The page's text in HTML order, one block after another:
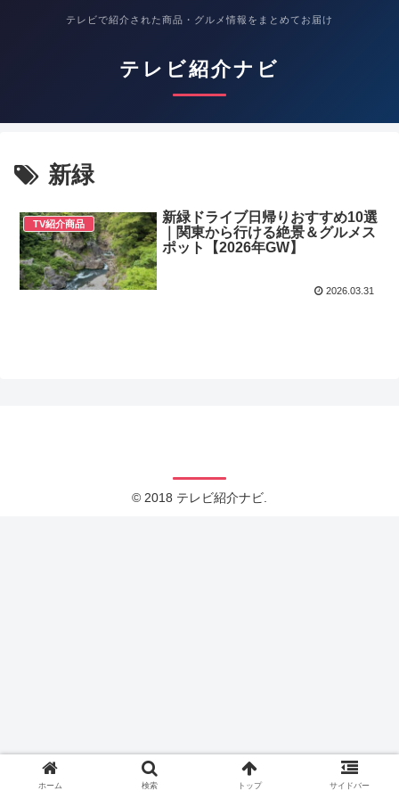
テレビで紹介された商品・グルメ情報をまとめてお届け
テレビ紹介ナビ
新緑
TV紹介商品
新緑ドライブ日帰りおすすめ10選
｜関東から行ける絶景＆グルメス
ポット【2026年GW】
2026.03.31
© 2018 テレビ紹介ナビ.
ホーム 検索 トップ サイドバー